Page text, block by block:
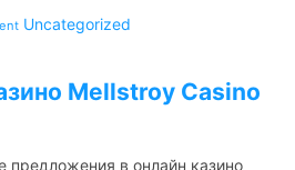
Uncategorized
Mellstroy Casino
в онлайн казино